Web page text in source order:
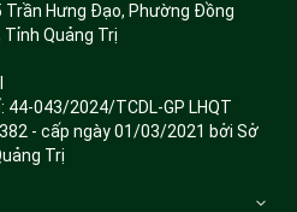
friendly. Our guide
very well and made it fun.
and I hope to
ones.
Trần Hưng Đạo, Phường Đồng
Tỉnh Quảng Trị
44-043/2024/TCDL-GP LHQT
- cấp ngày 01/03/2021 bởi Sở
Trị